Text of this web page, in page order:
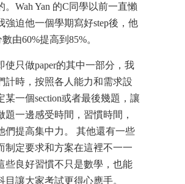
。Wah Yan 的C同學以前一直懶
強迫他一個學期寫好step後，他
由60%提高到85%。
使只做paper的其中一部分，我
計時，按照各人能力和需求設
某一個section或者最後幾題，讓
題一邊感受時間，習慣時間，
們提高集中力。 其他還有一些
制定要求和方案在這裡不一一
些良好習慣不只是數學，也能
目讓大家考試更得心應手。